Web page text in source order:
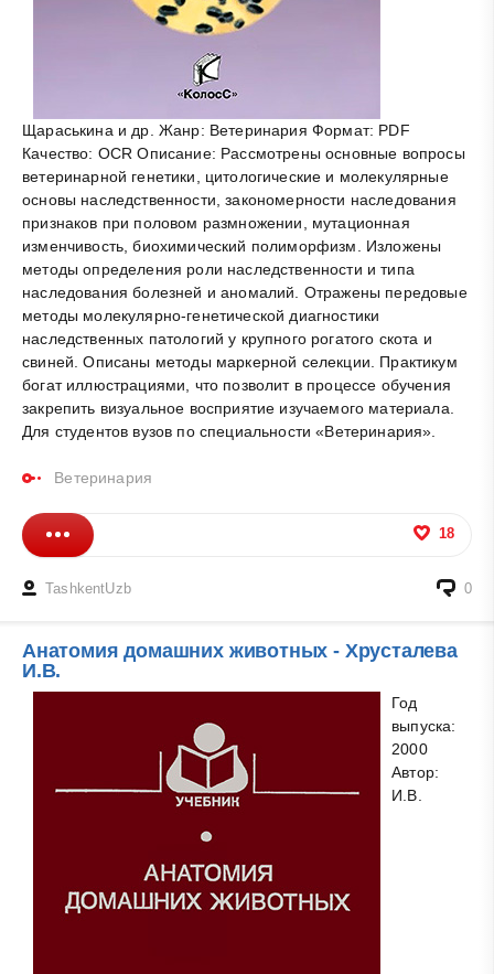
Щараськина и др. Жанр: Ветеринария Формат: PDF
Качество: OCR Описание: Рассмотрены основные вопросы
ветеринарной генетики, цитологические и молекулярные
основы наследственности, закономерности наследования
признаков при половом размножении, мутационная
изменчивость, биохимический полиморфизм. Изложены
методы определения роли наследственности и типа
наследования болезней и аномалий. Отражены передовые
методы молекулярно-генетической диагностики
наследственных патологий у крупного рогатого скота и
свиней. Описаны методы маркерной селекции. Практикум
богат иллюстрациями, что позволит в процессе обучения
закрепить визуальное восприятие изучаемого материала.
Для студентов вузов по специальности «Ветеринария».
Ветеринария
18
TashkentUzb 0
Анатомия домашних животных - Хрусталева
И.В.
Год
выпуска:
2000
Автор:
И.В.